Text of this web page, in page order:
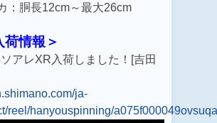
：胴長12cm～最大26cm
荷情報＞
アレXR入荷しました！[吉田
ja-
reel/hanyouspinning/